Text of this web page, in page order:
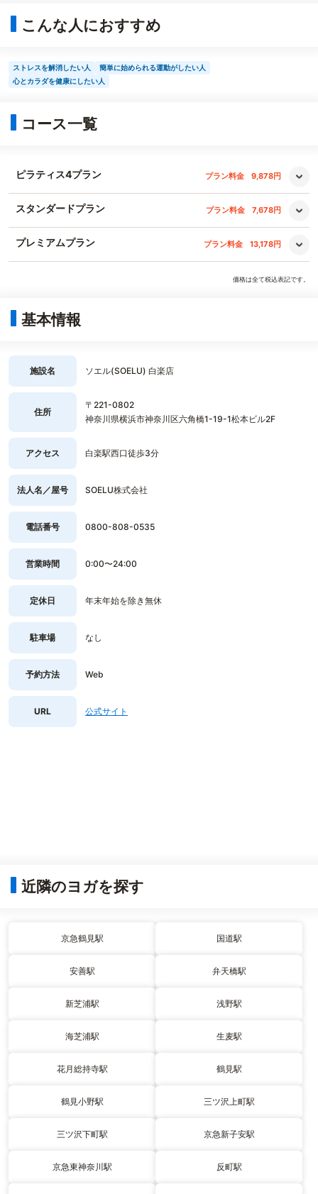
こんな人におすすめ
ストレスを解消したい人
簡単に始められる運動がしたい人
心とカラダを健康にしたい人
コース一覧
ピラティス4プラン プラン料金 9,878円
スタンダードプラン プラン料金 7,678円
プレミアムプラン プラン料金 13,178円
価格は全て税込表記です。
基本情報
施設名 ソエル(SOELU) 白楽店
住所
〒221-0802
神奈川県横浜市神奈川区六角橋1-19-1松本ビル2F
アクセス 白楽駅西口徒歩3分
法人名／屋号 SOELU株式会社
電話番号 0800-808-0535
営業時間 0:00〜24:00
定休日 年末年始を除き無休
駐車場 なし
予約方法 Web
URL 公式サイト
近隣のヨガを探す
京急鶴見駅 国道駅
安善駅 弁天橋駅
新芝浦駅 浅野駅
海芝浦駅 生麦駅
花月総持寺駅 鶴見駅
鶴見小野駅 三ツ沢上町駅
三ツ沢下町駅 京急新子安駅
京急東神奈川駅 反町駅